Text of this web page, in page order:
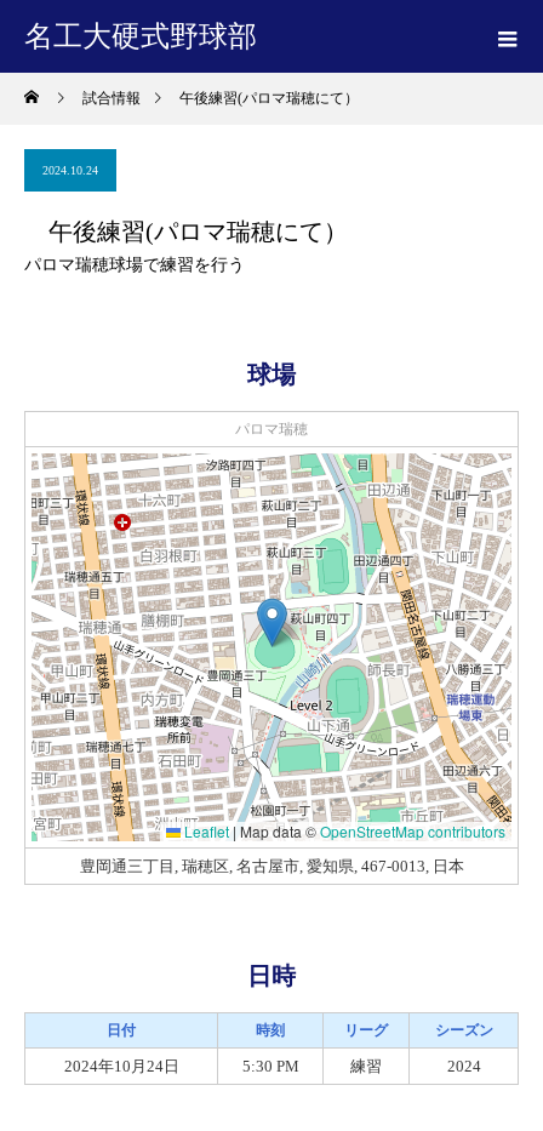
名工大硬式野球部
試合情報 午後練習(パロマ瑞穂にて）
2024.10.24
午後練習(パロマ瑞穂にて）
パロマ瑞穂球場で練習を行う
球場
パロマ瑞穂
Leaflet | Map data ©OpenStreetMap contributors
豊岡通三丁目, 瑞穂区, 名古屋市, 愛知県, 467-0013, 日本
日時
日付 時刻 リーグ シーズン
2024年10月24日 5:30 PM 練習 2024